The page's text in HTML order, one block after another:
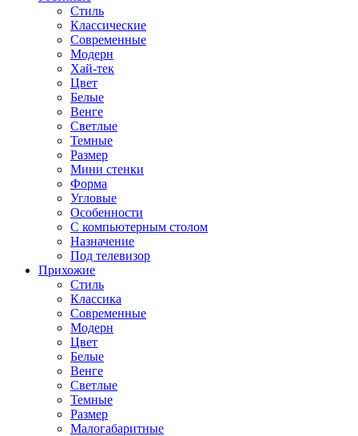
Стиль
Классические
Современные
Модерн
Хай-тек
Цвет
Белые
Венге
Светлые
Темные
Размер
Мини стенки
Форма
Угловые
Особенности
С компьютерным столом
Назначение
Под телевизор
Прихожие
Стиль
Классика
Современные
Модерн
Цвет
Белые
Венге
Светлые
Темные
Размер
Малогабаритные